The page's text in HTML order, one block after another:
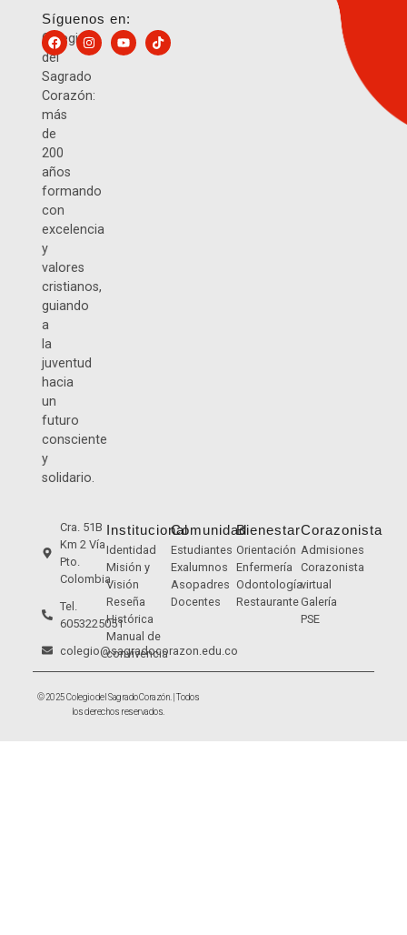
Colegio
del
Sagrado
Corazón:
más
de
200
años
formando
con
excelencia
y
valores
cristianos,
guiando
a
la
juventud
hacia
un
futuro
consciente
y
solidario.
Síguenos en:
Cra. 51B
Km 2 Vía
Pto.
Colombia
Tel.
6053225051
colegio@sagradocorazon.edu.co
Institucional
Identidad
Misión y
Visión
Reseña
Histórica
Manual de
convivencia
Comunidad
Estudiantes
Exalumnos
Asopadres
Docentes
Bienestar
Orientación
Enfermería
Odontología
Restaurante
Corazonista
Admisiones
Corazonista
virtual
Galería
PSE
© 2025 Colegio del Sagrado Corazón. | Todos
los derechos reservados.